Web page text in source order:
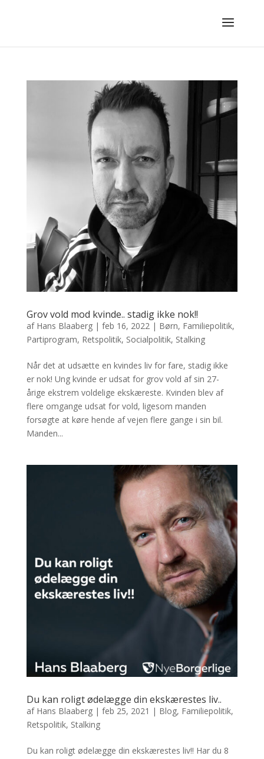
Grov vold mod kvinde.. stadig ikke nok!!
af Hans Blaaberg| feb 16, 2022| Børn, Familiepolitik,
Partiprogram, Retspolitik, Socialpolitik, Stalking
Når det at udsætte en kvindes liv for fare, stadig ikke
er nok! Ung kvinde er udsat for grov vold af sin 27-
årige ekstrem voldelige ekskæreste. Kvinden blev af
flere omgange udsat for vold, ligesom manden
forsøgte at køre hende af vejen flere gange i sin bil.
Manden...
Du kan roligt ødelægge din ekskærestes liv..
af Hans Blaaberg| feb 25, 2021 | Blog, Familiepolitik,
Retspolitik, Stalking
Du kan roligt ødelægge din ekskærestes liv!! Har du 8